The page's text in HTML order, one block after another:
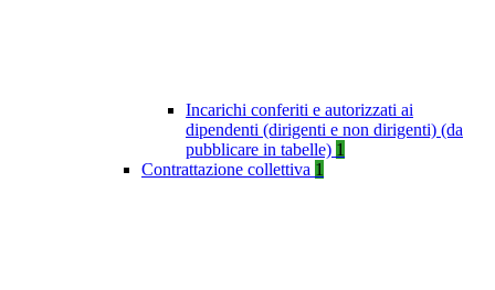
Incarichi conferiti e autorizzati ai
dipendenti (dirigenti e non dirigenti) (da
pubblicare in tabelle) 1
Contrattazione collettiva 1